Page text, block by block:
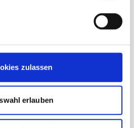
zulassen
erlauben